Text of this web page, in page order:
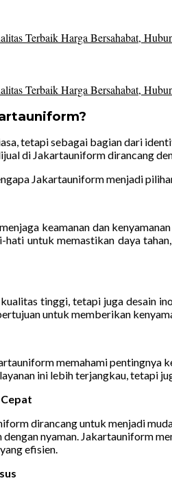
tetapi sebagai bagian dari
di Jakartauniform dirancang
Jakartauniform menjadi
keamanan dan
hati untuk memastikan daya
tinggi, tetapi juga desain
untuk memberikan
memahami pentingnya
ini lebih terjangkau, tetapi
dirancang untuk menjadi
dengan nyaman. Jakartauniform
efisien.